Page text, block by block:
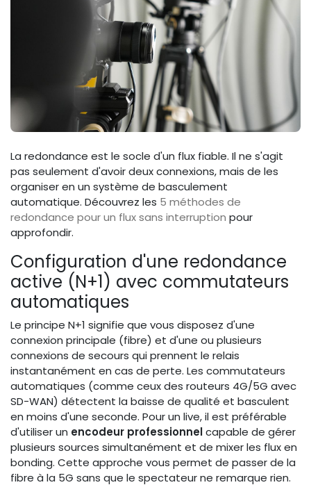
La redondance est le socle d'un flux fiable. Il ne s'agit
pas seulement d'avoir deux connexions, mais de les
organiser en un système de basculement
automatique. Découvrez les 5 méthodes de
redondance pour un flux sans interruption pour
approfondir.
Configuration d'une redondance
active (N+1) avec commutateurs
automatiques
Le principe N+1 signifie que vous disposez d'une
connexion principale (fibre) et d'une ou plusieurs
connexions de secours qui prennent le relais
instantanément en cas de perte. Les commutateurs
automatiques (comme ceux des routeurs 4G/5G avec
SD-WAN) détectent la baisse de qualité et basculent
en moins d'une seconde. Pour un live, il est préférable
d'utiliser un encodeur professionnelcapable de gérer
plusieurs sources simultanément et de mixer les flux en
bonding. Cette approche vous permet de passer de la
fibre à la 5G sans que le spectateur ne remarque rien.